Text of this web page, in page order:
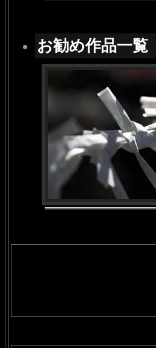
お勧め作品一覧